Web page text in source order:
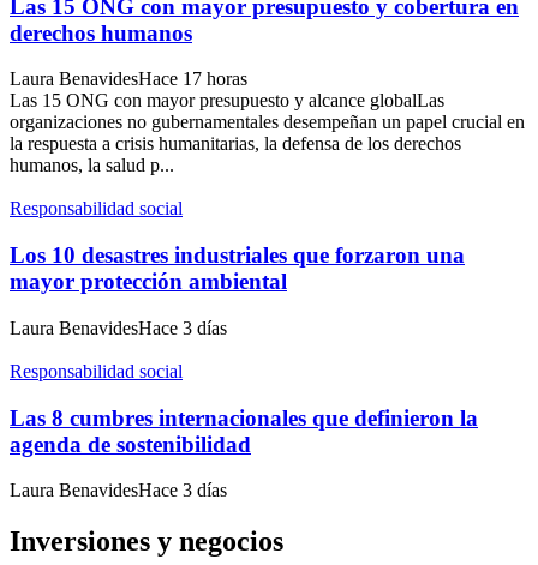
Las 15 ONG con mayor presupuesto y cobertura en
derechos humanos
Laura BenavidesHace 17 horas
Las 15 ONG con mayor presupuesto y alcance globalLas
organizaciones no gubernamentales desempeñan un papel crucial en
la respuesta a crisis humanitarias, la defensa de los derechos
humanos, la salud p...
Responsabilidad social
Los 10 desastres industriales que forzaron una
mayor protección ambiental
Laura BenavidesHace 3 días
Responsabilidad social
Las 8 cumbres internacionales que definieron la
agenda de sostenibilidad
Laura BenavidesHace 3 días
Inversiones y negocios